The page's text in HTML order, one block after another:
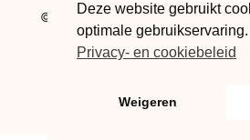
© 2026 Klasmateriaal – Webdesign
Deze website gebruikt
optimale gebruikservaring.
Privacy- en cookiebeleid
Weigeren